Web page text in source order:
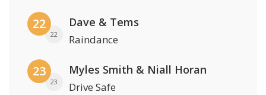
22
22
Dave & Tems
Raindance
23
23
Myles Smith & Niall Horan
Drive Safe